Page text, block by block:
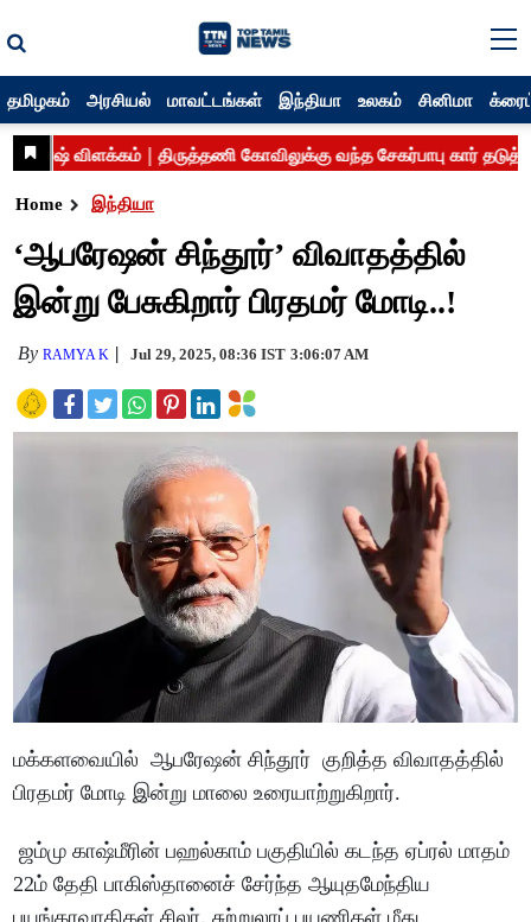
தமிழகம் அரசியல் மாவட்டங்கள் இந்தியா உலகம் சினிமா
Home இந்தியா
‘ஆபரேஷன் சிந்தூர்’ விவாதத்தில்
இன்று பேசுகிறார் பிரதமர் மோடி..!
ByRAMYA K Jul 29, 2025, 08:36 IST 3:06:07 AM
மக்களவையில் ஆபரேஷன் சிந்தூர் குறித்த விவாதத்தில்
பிரதமர் மோடி இன்று மாலை உரையாற்றுகிறார்.
ஜம்மு காஷ்மீரின் பஹல்காம் பகுதியில் கடந்த ஏப்ரல் மாதம்
22ம் தேதி பாகிஸ்தானைச் சேர்ந்த ஆயுதமேந்திய
பயங்கரவாதிகள் சிலர், சுற்றுலாப் பயணிகள் மீது